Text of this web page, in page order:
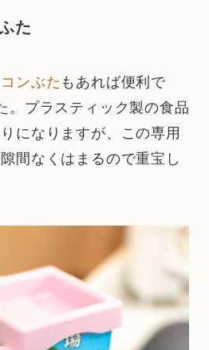
た
ンぶた もあれば便利で
。プラスティック製の食品
になりますが、この専用
間なくはまるので重宝し